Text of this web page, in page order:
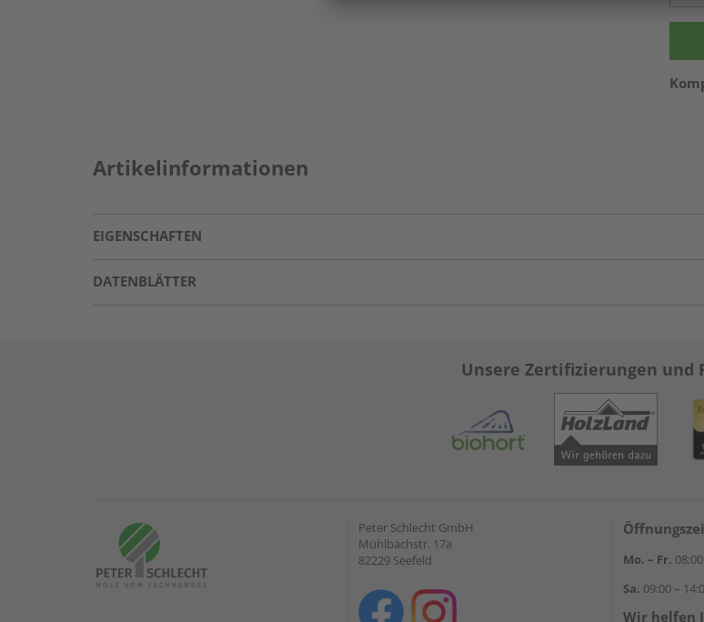
Artikelinformationen
EIGENSCHAFTEN
DATENBLÄTTER
Unsere Zertifizierungen und
Peter Schlecht GmbH
Mühlbachstr. 17a
82229 Seefeld
Mo. – Fr.
Sa. 09:00 –
Wir helfen